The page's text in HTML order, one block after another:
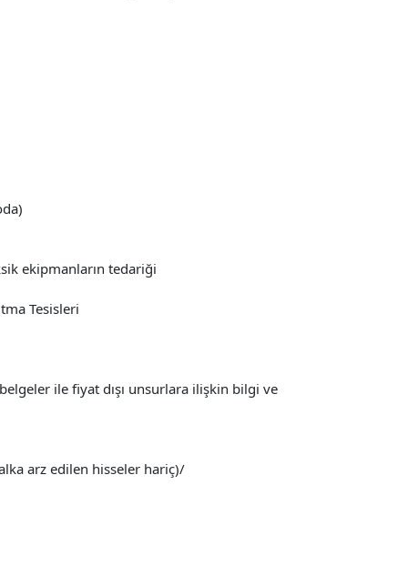
ekipmanların tedariği
Tesisleri
ile fiyat dışı unsurlara ilişkin bilgi ve
arz edilen hisseler hariç)/